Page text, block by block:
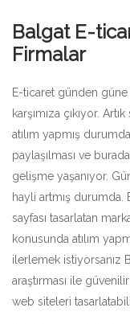
Balgat E-
Firmalar
E-ticaret günden
karşımıza çıkıyor.
atılım yapmış
paylaşılması ve
gelişme yaşanıyor.
hayli artmış
sayfası tasarlatan
konusunda atılım
ilerlemek istiyorsanız
araştırması ile
web siteleri